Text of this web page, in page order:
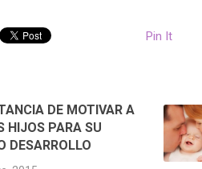
Pin It
DE MOTIVAR A
HIJOS PARA SU
DESARROLLO